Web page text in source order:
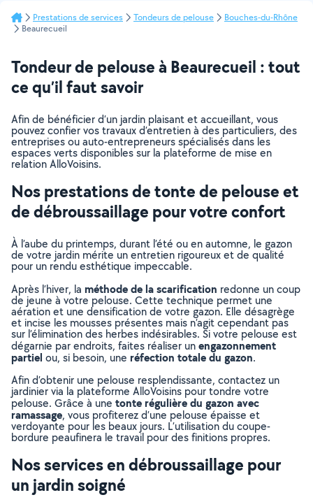
Prestations de services Tondeurs de pelouse
Bouches-du-Rhône
Beaurecueil
Tondeur de pelouse à Beaurecueil : tout
ce qu’il faut savoir
Afin de bénéficier d’un jardin plaisant et accueillant, vous
pouvez confier vos travaux d’entretien à des particuliers, des
entreprises ou auto-entrepreneurs spécialisés dans les
espaces verts disponibles sur la plateforme de mise en
relation AlloVoisins.
Nos prestations de tonte de pelouse et
de débroussaillage pour votre confort
À l’aube du printemps, durant l’été ou en automne, le gazon
de votre jardin mérite un entretien rigoureux et de qualité
pour un rendu esthétique impeccable.
Après l’hiver, la méthode de la scarification redonne un coup
de jeune à votre pelouse. Cette technique permet une
aération et une densification de votre gazon. Elle désagrège
et incise les mousses présentes mais n’agit cependant pas
sur l’élimination des herbes indésirables. Si votre pelouse est
dégarnie par endroits, faites réaliser unengazonnement
partiel ou, si besoin, une réfection totale du gazon.
Afin d’obtenir une pelouse resplendissante, contactez un
jardinier via la plateforme AlloVoisins pour tondre votre
pelouse. Grâce à une tonte régulière du gazon avec
ramassage, vous profiterez d’une pelouse épaisse et
verdoyante pour les beaux jours. L’utilisation du coupe-
bordure peaufinera le travail pour des finitions propres.
Nos services en débroussaillage pour
un jardin soigné